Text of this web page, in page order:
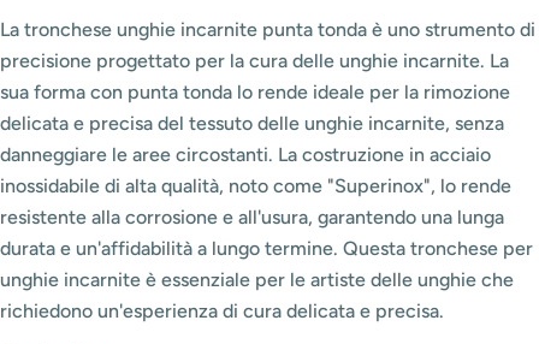
La tronchese unghie incarnite punta tonda è uno strumento di
precisione progettato per la cura delle unghie incarnite. La
sua forma con punta tonda lo rende ideale per la rimozione
delicata e precisa del tessuto delle unghie incarnite, senza
danneggiare le aree circostanti. La costruzione in acciaio
inossidabile di alta qualità, noto come "Superinox", lo rende
resistente alla corrosione e all'usura, garantendo una lunga
durata e un'affidabilità a lungo termine. Questa tronchese per
unghie incarnite è essenziale per le artiste delle unghie che
richiedono un'esperienza di cura delicata e precisa.